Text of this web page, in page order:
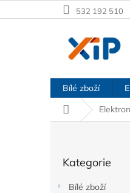
na
532 192 510
Bílé zboží
Domů
kategorie
Kategorie
Bílé zboží